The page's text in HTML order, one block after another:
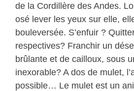
de la Cordillère des Andes.
osé lever les yeux sur elle,
bouleversée. S’enfuir ?
respectives? Franchir un
brûlante et de cailloux, sous
inexorable? A dos de mulet,
possible… Le mulet est un